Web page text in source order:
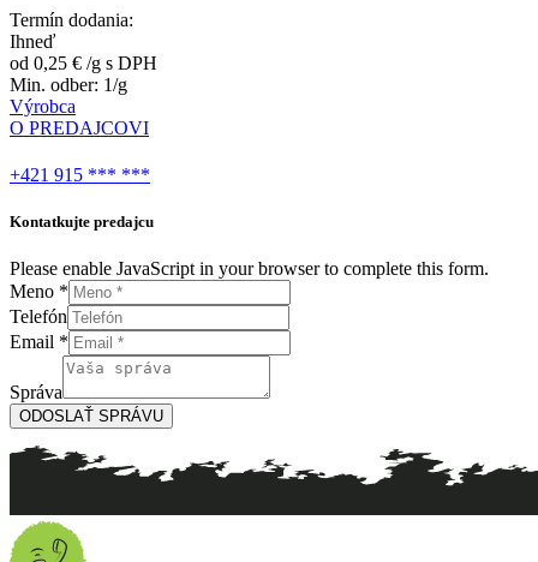
Termín dodania:
Ihneď
od 0,25 € /g s DPH
Min. odber: 1/g
Výrobca
O PREDAJCOVI
+421 915 *** ***
Kontatkujte predajcu
Please enable JavaScript in your browser to complete this form.
Meno *
Telefón
Email *
Telefón
Meno
Správa
Správa
ODOSLAŤ SPRÁVU